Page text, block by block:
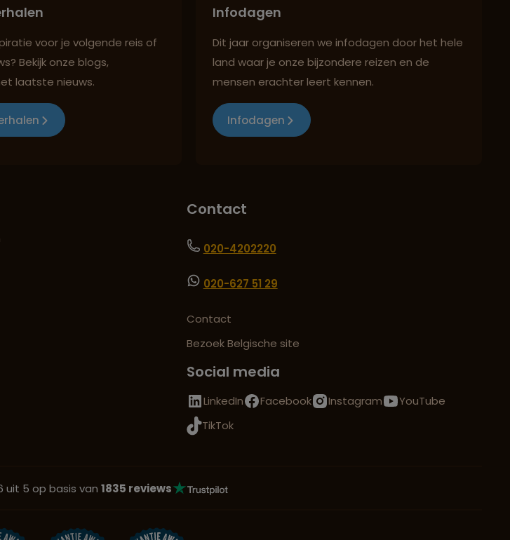
voor je volgende reis of
Bekijk onze blogs,
laatste nieuws.
Infodagen
Dit jaar organiseren we infodagen door het hele
land waar je onze bijzondere reizen en de
mensen erachter leert kennen.
Infodagen
Contact
020-4202220
020-627 51 29
Contact
Bezoek Belgische site
Social media
LinkedIn Facebook Instagram
YouTube
TikTok
uit 5 op basis van 1835 reviews